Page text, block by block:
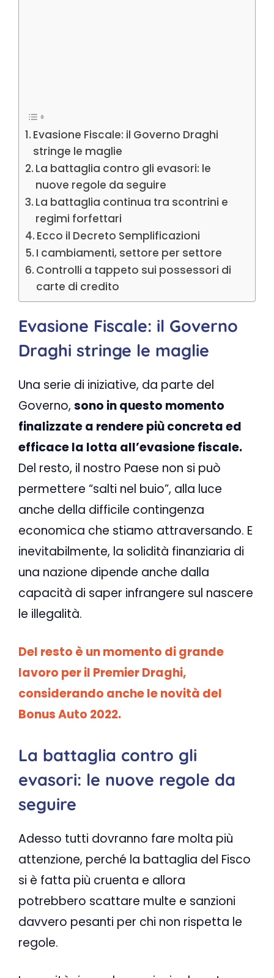
Evasione Fiscale: il Governo Draghi
stringe le maglie
La battaglia contro gli evasori: le
nuove regole da seguire
La battaglia continua tra scontrini e
regimi forfettari
Ecco il Decreto Semplificazioni
I cambiamenti, settore per settore
Controlli a tappeto sui possessori di
carte di credito
Evasione Fiscale: il Governo
Draghi stringe le maglie
Una serie di iniziative, da parte del
Governo, sono in questo momento
finalizzate a rendere più concreta ed
efficace la lotta all’evasione fiscale.
Del resto, il nostro Paese non si può
permettere “salti nel buio”, alla luce
anche della difficile contingenza
economica che stiamo attraversando. E
inevitabilmente, la solidità finanziaria di
una nazione dipende anche dalla
capacità di saper infrangere sul nascere
le illegalità.
Del resto è un momento di grande
lavoro per il Premier Draghi,
considerando anche le novità del
Bonus Auto 2022.
La battaglia contro gli
evasori: le nuove regole da
seguire
Adesso tutti dovranno fare molta più
attenzione, perché la battaglia del Fisco
si è fatta più cruenta e allora
potrebbero scattare multe e sanzioni
davvero pesanti per chi non rispetta le
regole.